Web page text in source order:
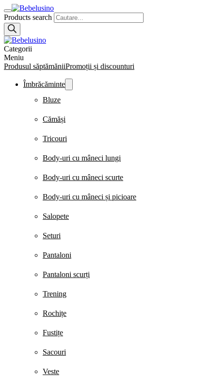
Products search
Categorii
Meniu
Produsul săptămăniiPromoții și discounturi
Îmbrăcăminte
Bluze
Cămăși
Tricouri
Body-uri cu mâneci lungi
Body-uri cu mâneci scurte
Body-uri cu mâneci și picioare
Salopete
Seturi
Pantaloni
Pantaloni scurți
Trening
Rochițe
Fustițe
Sacouri
Veste